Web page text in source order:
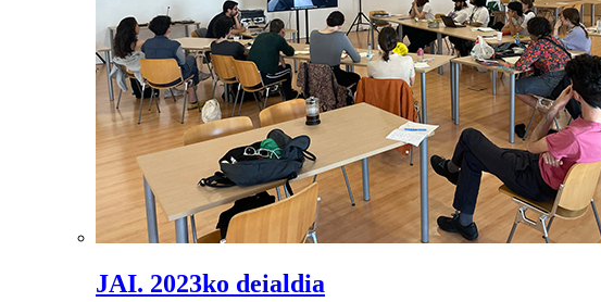
JAI. 2023ko deialdia